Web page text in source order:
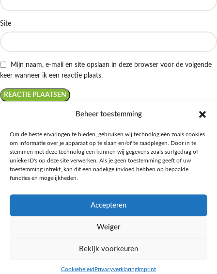
Beheer toestemming
Om de beste ervaringen te bieden, gebruiken wij technologieën zoals cookies
om informatie over je apparaat op te slaan en/of te raadplegen. Door in te
stemmen met deze technologieën kunnen wij gegevens zoals surfgedrag of
unieke ID's op deze site verwerken. Als je geen toestemming geeft of uw
toestemming intrekt, kan dit een nadelige invloed hebben op bepaalde
functies en mogelijkheden.
Accepteren
Weiger
Bekijk voorkeuren
Cookiebeleid PrivacyverklaringImprint
Site
Mijn naam, e-mail en site opslaan in deze browser voor de volgende
keer wanneer ik een reactie plaats.
Ontdek de beste keto-vriendelijke keuzes van Albert Heijn, verrijk je
kennis met onze diepgaande blogs over het keto-dieet, en deel jouw
favoriete keto recepten in onze bruisende online gemeenschap!
Ketomaaltijd.nl 2025